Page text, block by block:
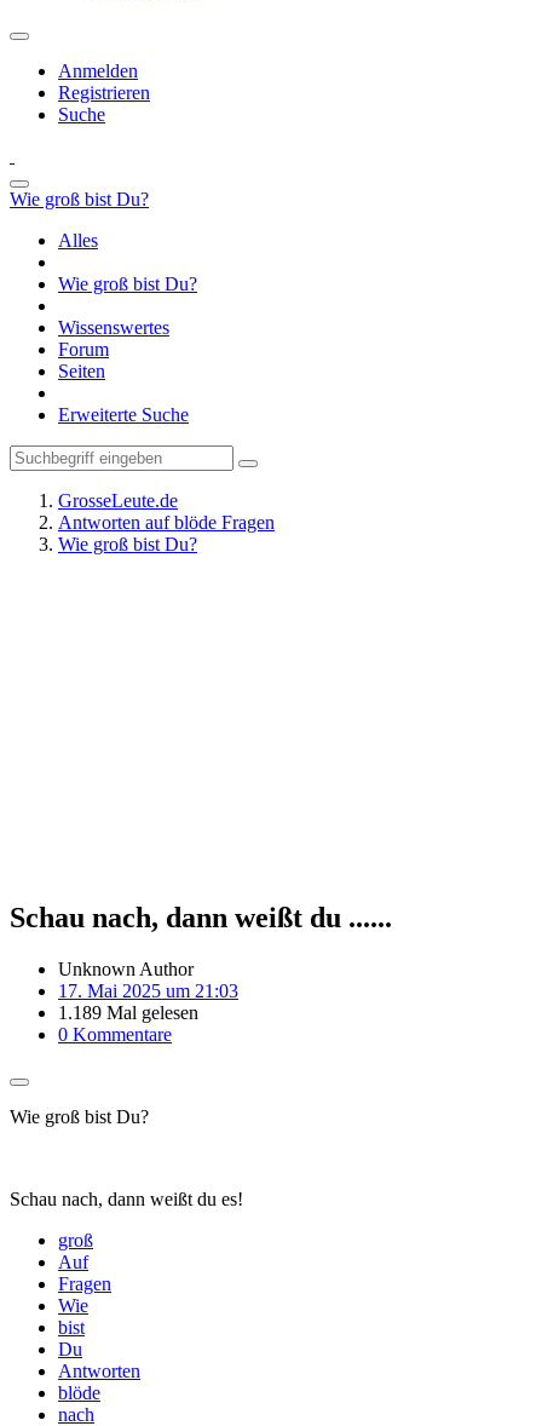
Anmelden
Registrieren
Suche
Wie groß bist Du?
Alles
Wie groß bist Du?
Wissenswertes
Forum
Seiten
Erweiterte Suche
GrosseLeute.de
Antworten auf blöde Fragen
Wie groß bist Du?
Schau nach, dann weißt du ......
Unknown Author
17. Mai 2025 um 21:03
1.189 Mal gelesen
0 Kommentare
Wie groß bist Du?
Schau nach, dann weißt du es!
groß
Auf
Fragen
Wie
bist
Du
Antworten
blöde
nach